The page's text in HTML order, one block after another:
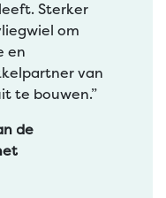
Sterker
om
en
van
te bouwen.”
de